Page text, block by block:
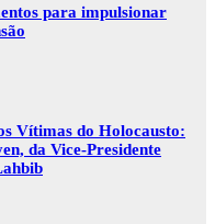
para impulsionar
Vítimas do Holocausto:
da Vice-Presidente